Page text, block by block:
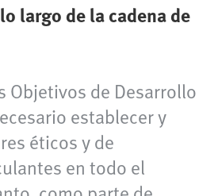
largo de la cadena de
Objetivos de Desarrollo
establecer y
éticos y de
en todo el